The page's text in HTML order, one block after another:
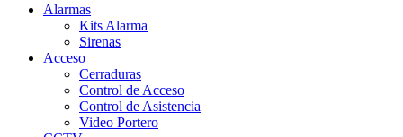
Alarmas
Kits Alarma
Sirenas
Acceso
Cerraduras
Control de Acceso
Control de Asistencia
Video Portero